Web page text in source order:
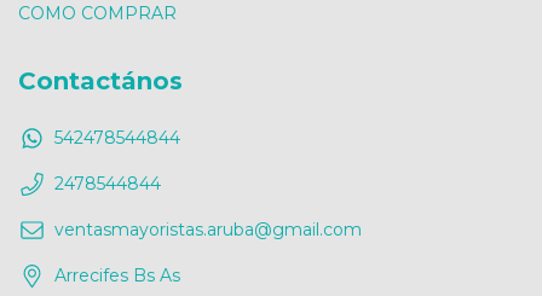
COMO COMPRAR
Contactános
542478544844
2478544844
ventasmayoristas.aruba@gmail.com
Arrecifes Bs As